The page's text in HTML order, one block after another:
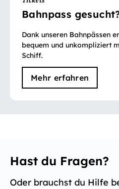
Bahnpass
Dank unseren Bahnpässen
bequem und unkompliziert
Schiff.
Mehr erfahren
Hast du Fragen?
Oder brauchst du Hilfe